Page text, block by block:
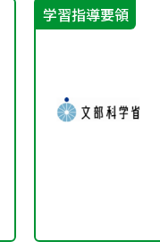
学習指導要領